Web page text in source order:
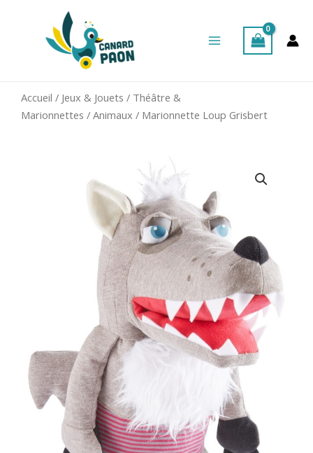
Menu
Accueil / Jeux & Jouets / Théâtre &
Marionnettes / Animaux / Marionnette Loup Grisbert